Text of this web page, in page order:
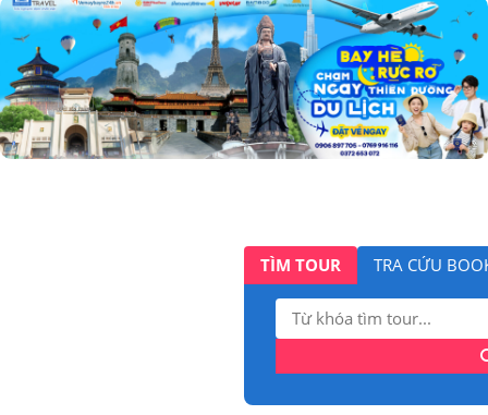
TÌM TOUR TRA CỨU
Tìm
kiếm: